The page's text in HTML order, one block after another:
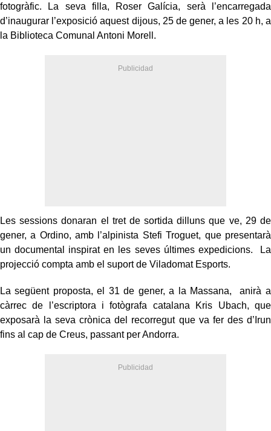
fotogràfic. La seva filla, Roser Galícia, serà l’encarregada
d’inaugurar l’exposició aquest dijous, 25 de gener, a les 20 h, a
la Biblioteca Comunal Antoni Morell.
Les sessions donaran el tret de sortida dilluns que ve, 29 de
gener, a Ordino, amb l’alpinista Stefi Troguet, que presentarà
un documental inspirat en les seves últimes expedicions. La
projecció compta amb el suport de Viladomat Esports.
La següent proposta, el 31 de gener, a la Massana, anirà a
càrrec de l’escriptora i fotògrafa catalana Kris Ubach, que
exposarà la seva crònica del recorregut que va fer des d’Irun
fins al cap de Creus, passant per Andorra.